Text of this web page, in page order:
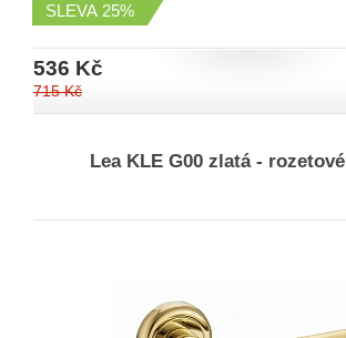
SLEVA 25%
536 Kč
715 Kč
Lea KLE G00 zlatá -